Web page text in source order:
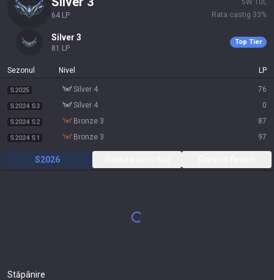
64 LP
5W 10 L
Rata castig 33%
silver 3
81 LP
Top Tier
Sezonul Nivel LP
S2025 silver 4 76
S2024 S3 silver 4 0
S2024 S2 bronze 3 87
S2024 S1 bronze 3 97
S2026
Stăpânire